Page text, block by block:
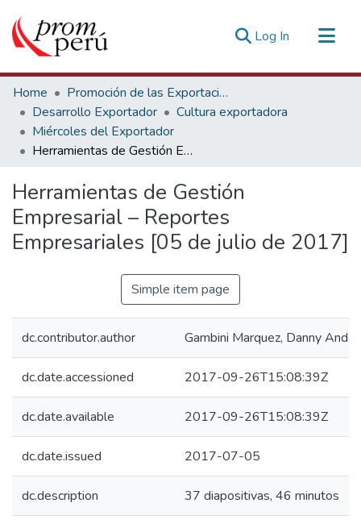
Log In (current)
Communities & Collections
All of DSpace
Statistics
Estadísticas Externas
Home
Promoción de las Exportaciones
Desarrollo Exportador
Cultura exportadora
Miércoles del Exportador
Herramientas de Gestión Empresarial – Reportes Empresariales [05 de julio de 2017]
Herramientas de Gestión
Empresarial – Reportes
Empresariales [05 de julio de 2017]
Simple item page
dc.contributor.author Gambini Marquez, Danny
dc.date.accessioned 2017-09-26T15:08:39Z
dc.date.available 2017-09-26T15:08:39Z
dc.date.issued 2017-07-05
dc.description 37 diapositivas, 46 minutos